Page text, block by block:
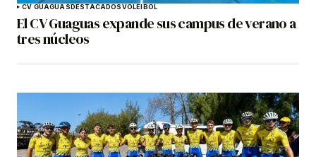
CV GUAGUASDESTACADOSVOLEIBOL
El CV Guaguas expande sus campus de verano a
tres núcleos